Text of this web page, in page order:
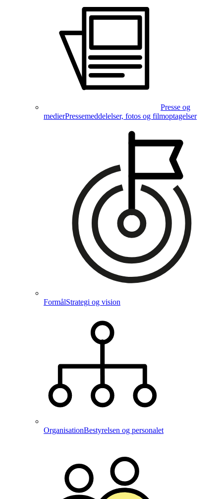
Presse og
medierPressemeddelelser, fotos og filmoptagelser
FormålStrategi og vision
OrganisationBestyrelsen og personalet